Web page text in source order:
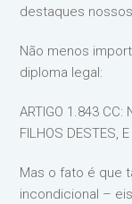
destaques
Não menos
diploma legal:
ARTIGO 1.843 CC:
FILHOS DESTES,
Mas o fato é que
incondicional –